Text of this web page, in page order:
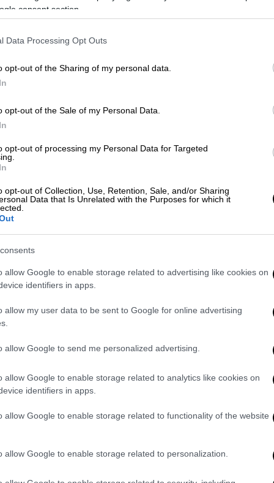
consent section.
Data Processing Opt Outs
opt-out of the Sharing of my personal data.
opt-out of the Sale of my Personal Data.
opt-out of processing my Personal Data for Targeted
opt-out of Collection, Use, Retention, Sale, and/or Sharing
Data that Is Unrelated with the Purposes for which it
allow Google to enable storage related to advertising like cookies on
identifiers in apps.
allow my user data to be sent to Google for online advertising
allow Google to send me personalized advertising.
allow Google to enable storage related to analytics like cookies on
identifiers in apps.
allow Google to enable storage related to functionality of the website
allow Google to enable storage related to personalization.
επισημαίνουν τη
καθώς συνεχίζονται οι διεργασίες
την προοπτική ειρήνευσης.
του Ευρωπαϊκού Συμβουλίου Αντόνιο
φον ντερ Λάιεν, ο καγκελάριος της
της Γαλλίας Εμανουέλ Μακρόν, ο
Κιρ Στάρμερ, η πρωθυπουργός της
της Ισπανίας Πέδρο Σάντσεθ, ο
ο πρωθυπουργός της Ολλανδίας
Μίχολ Μάρτιν, ο πρωθυπουργός της
του Καναδά Μαρκ Κάρνεϊ και η
to bring peace to Ukraine.
includes important elements that will
a basis which will require additional
November 22, 2025